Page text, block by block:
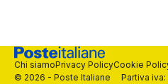
© 2026 - Poste Italiane Partiva iva:
Chi siamoPrivacy PolicyCookie